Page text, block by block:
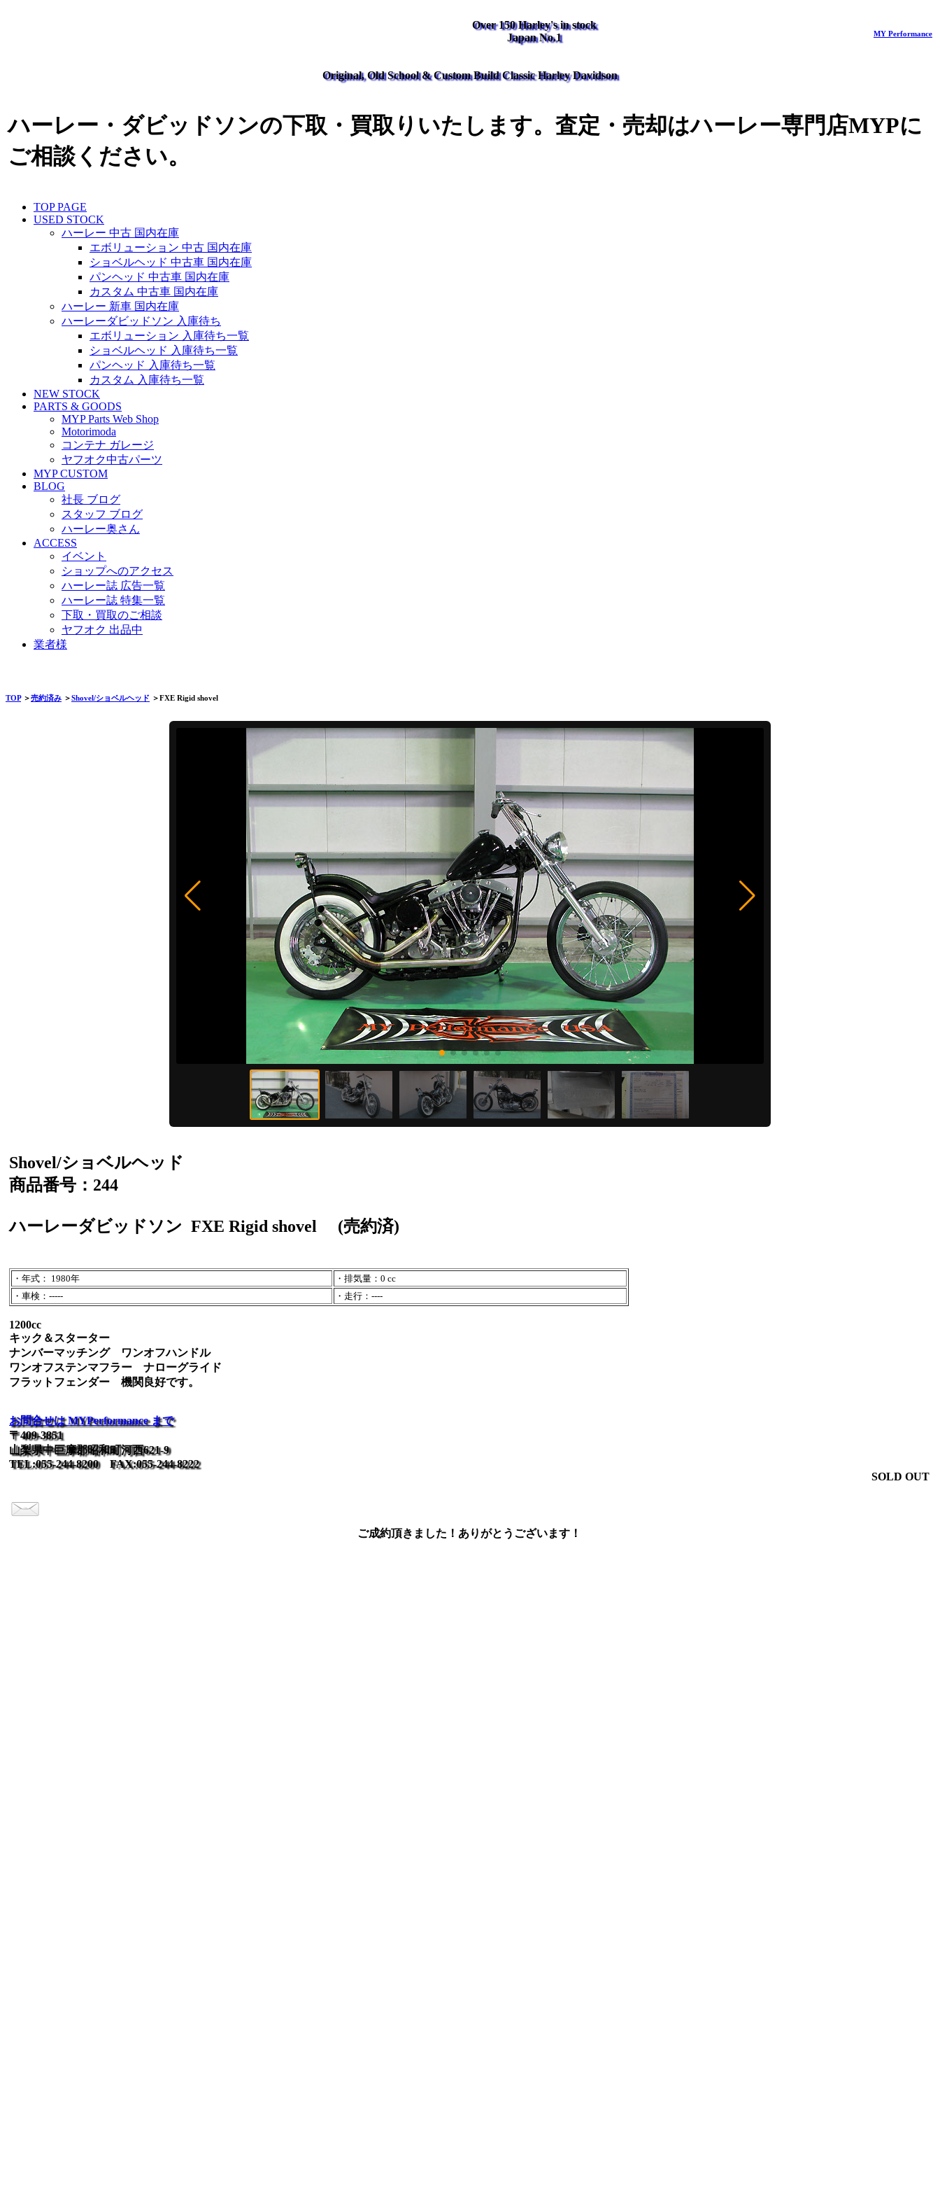
Over 150 Harley's in stock
Japan No.1
MY Performance
Original, Old School & Custom Build Classic Harley Davidson
ハーレー・ダビッドソンの下取・買取りいたします。査定・売却はハーレー専門店MYPに
ご相談ください。
TOP PAGE
USED STOCK
ハーレー 中古 国内在庫
エボリューション 中古 国内在庫
ショベルヘッド 中古車 国内在庫
パンヘッド 中古車 国内在庫
カスタム 中古車 国内在庫
ハーレー 新車 国内在庫
ハーレーダビッドソン 入庫待ち
エボリューション 入庫待ち一覧
ショベルヘッド 入庫待ち一覧
パンヘッド 入庫待ち一覧
カスタム 入庫待ち一覧
NEW STOCK
PARTS & GOODS
MYP Parts Web Shop
Motorimoda
コンテナ ガレージ
ヤフオク中古パーツ
MYP CUSTOM
BLOG
社長 ブログ
スタッフ ブログ
ハーレー奥さん
ACCESS
イベント
ショップへのアクセス
ハーレー誌 広告一覧
ハーレー誌 特集一覧
下取・買取のご相談
ヤフオク 出品中
業者様
TOP＞売約済み ＞Shovel/ショベルヘッド ＞FXE Rigid shovel
Shovel/ショベルヘッド
商品番号：244
ハーレーダビッドソン FXE Rigid shovel (売約済)
・年式： 1980年
・排気量：0 cc
・車検：-----
・走行：----
1200cc
キック＆スターター
ナンバーマッチング ワンオフハンドル
ワンオフステンマフラー ナローグライド
フラットフェンダー 機関良好です。
お問合せは MYPerformance まで
〒409-3851
山梨県中巨摩郡昭和町河西621-9
TEL:055-244-8200 FAX:055-244-8222
SOLD OUT
ご成約頂きました！ありがとうございます！